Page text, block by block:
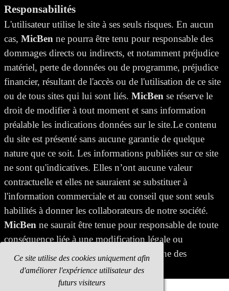
Ce site utilise des cookies uniquement afin
d'améliorer l'expérience utilisateur des
futurs visiteurs
Responsabilités
L'utilisateur utilise le site à ses seuls risques. En aucun
cas, MicBen ne pourra être tenu pour responsable des
dommages directs ou indirects, et notamment préjudice
matériel, perte de données ou de programme, préjudice
financier, résultant de l'accès ou de l'utilisation de ce site
ou de tous sites qui lui sont liés. MicBen se réserve le
droit de modifier à tout moment et sans information
préalable les indications données sur le site.Le contenu
du site est présenté sans aucune garantie de quelque
nature que ce soit. Les informations publiées sur ce site
ne sont qu'indicatives. Elles n’ont aucune valeur
contractuelle et elles ne sauraient se substituer à
l'information commerciale et au conseil que sont seuls
habilités à donner les collaborateurs de notre société.
MicBen ne saurait être tenue pour responsable de toute
conséquence liée à une modification légale ou
réglementaire postérieure à la mise en ligne des
informations.